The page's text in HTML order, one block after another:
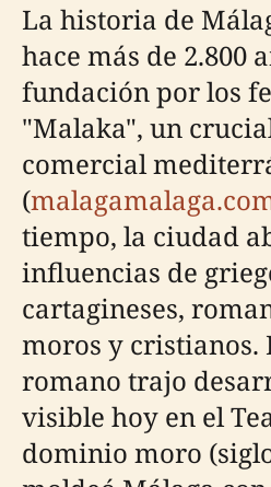
La historia de
hace más de 2.800
fundación por los
"Malaka", un
comercial
(
tiempo, la ciudad
influencias de
cartagineses,
moros y cristianos.
romano trajo
visible hoy en el
dominio moro